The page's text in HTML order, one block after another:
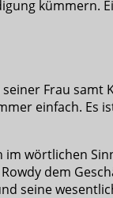
kümmern.
Frau
einfach. Es
wörtlichen
dem
seine